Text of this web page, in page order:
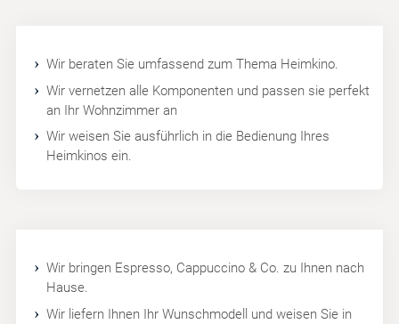
Wir beraten Sie umfassend zum Thema Heimkino.
Wir vernetzen alle Komponenten und passen sie perfekt
an Ihr Wohnzimmer an
Wir weisen Sie ausführlich in die Bedienung Ihres
Heimkinos ein.
Wir bringen Espresso, Cappuccino & Co. zu Ihnen nach
Hause.
Wir liefern Ihnen Ihr Wunschmodell und weisen Sie in